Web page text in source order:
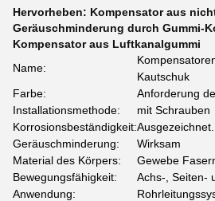
Hervorheben: Kompensator aus
Geräuschminderung durch Gummi-
Kompensator aus Luftkanalgummi
Name:
Kautschuk
Farbe:
Anforderung
Installationsmethode:
mit Schrauben
Korrosionsbeständigkeit:Ausgezeichnet.
Geräuschminderung:
Wirksam
Material des Körpers:
Gewebe
Bewegungsfähigkeit:
Achs-, Seiten-
Anwendung: